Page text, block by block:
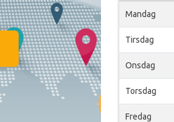
Mandag
Tirsdag
Onsdag
Torsdag
Fredag